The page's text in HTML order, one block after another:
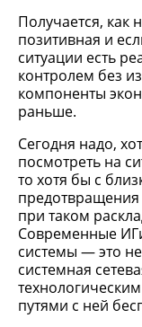
Получается, как
позитивная и
ситуации есть
контролем без
компоненты
раньше.
Сегодня надо,
посмотреть на
то хотя бы с
предотвращения
при таком
Современные
системы — это
системная
путями с ней